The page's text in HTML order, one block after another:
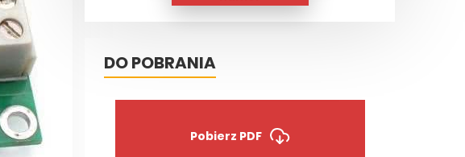
DO POBRANIA
Pobierz PDF